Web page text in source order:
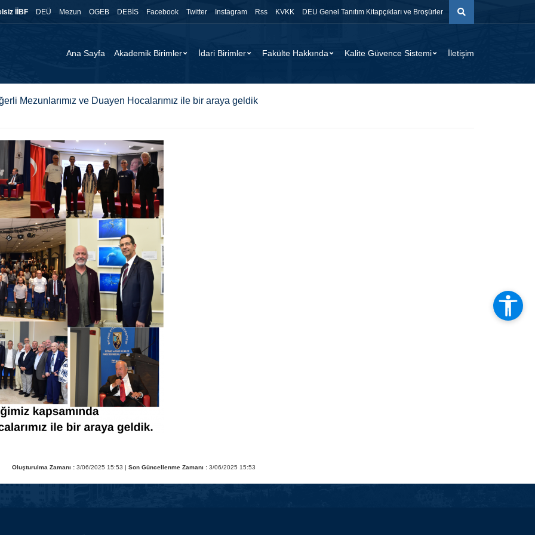
İİBF DEÜ Mezun OGEB DEBİS Facebook Twitter Instagram Rss KVKK DEU Genel Tanıtım Kitapçıkları ve Broşürler
Ana Sayfa Akademik Birimler İdari Birimler Fakülte Hakkında Kalite Güvence Sistemi İletişim
Mezunlarımız ve Duayen Hocalarımız ile bir araya geldik
Oluşturulma Zamanı : 3/06/2025 15:53 | Son Güncellenme Zamanı : 3/06/2025 15:53